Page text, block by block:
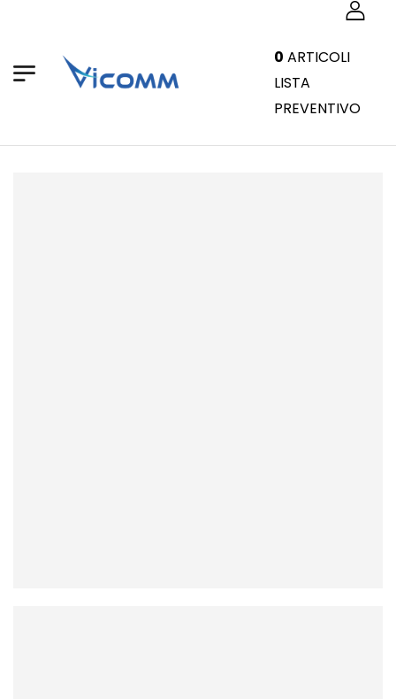
0 ARTICOLI
LISTA
PREVENTIVO